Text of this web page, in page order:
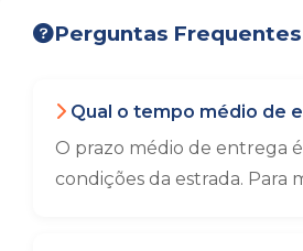
Perguntas Frequentes
Qual o tempo médio de
O prazo médio de entrega
condições da estrada. Para